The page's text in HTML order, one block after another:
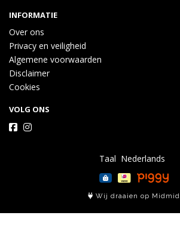
INFORMATIE
Over ons
Privacy en veiligheid
Algemene voorwaarden
Disclaimer
Cookies
VOLG ONS
Taal
Wij draaien op Midmid